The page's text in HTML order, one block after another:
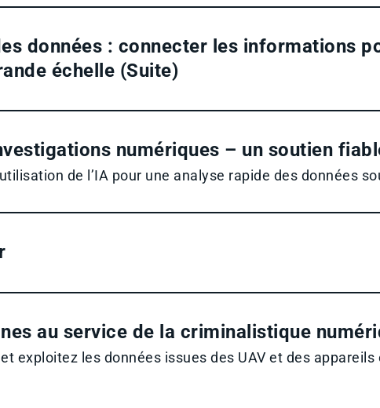
données : connecter les informations
échelle (Suite)
numériques – un soutien
de l’IA pour une analyse rapide des données
au service de la criminalistique
exploitez les données issues des UAV et des